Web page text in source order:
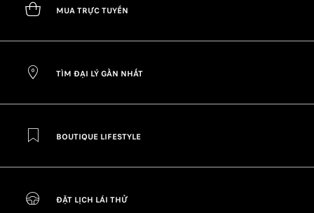
MUA TRỰC TUYẾN
TÌM ĐẠI LÝ GẦN NHẤT
BOUTIQUE LIFESTYLE
ĐẶT LỊCH LÁI THỬ